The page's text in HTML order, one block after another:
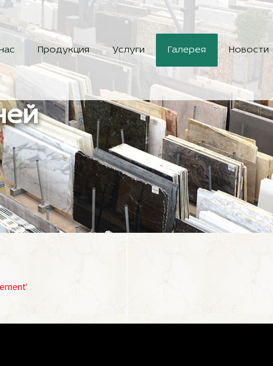
Продукция Услуги Галерея Новости